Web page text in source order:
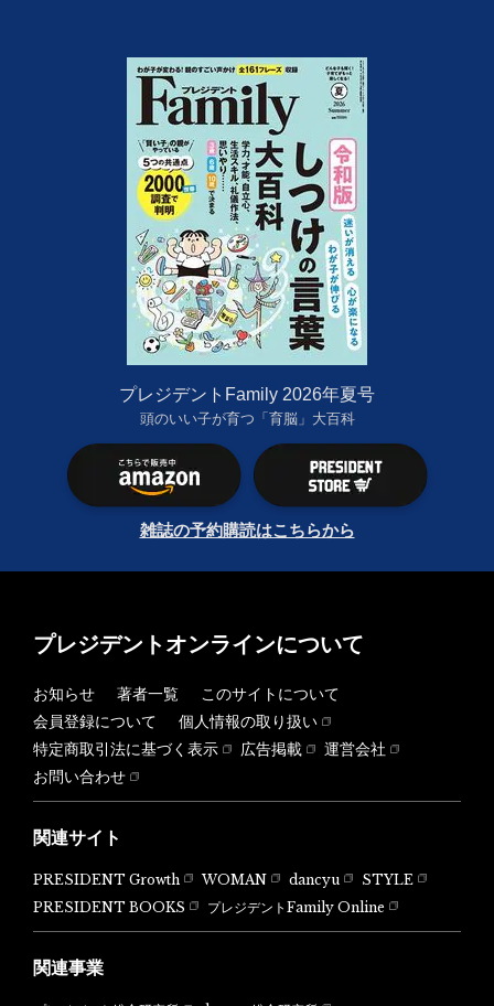
プレジデントFamily 2026年夏号
頭のいい子が育つ「育脳」大百科
雑誌の予約購読はこちらから
プレジデントオンラインについて
お知らせ 著者一覧
このサイトについて
会員登録について
個人情報の取り扱い
特定商取引法に基づく表示
広告掲載
運営会社
お問い合わせ
関連サイト
PRESIDENT Growth WOMAN dancyu
STYLE
PRESIDENT BOOKS
プレジデントFamily Online
関連事業